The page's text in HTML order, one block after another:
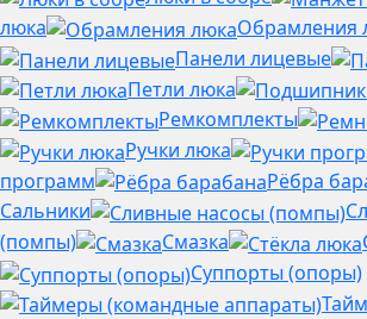
люка
Обрамления
Панели лицевые
Петли люка
Ремкомплекты
Ручки люка
программ
Рёбра
Сальники
(помпы)
Смазка
Суппорты (опоры)